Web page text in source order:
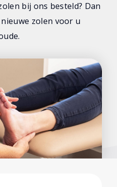
bij ons besteld? Dan
zolen voor u